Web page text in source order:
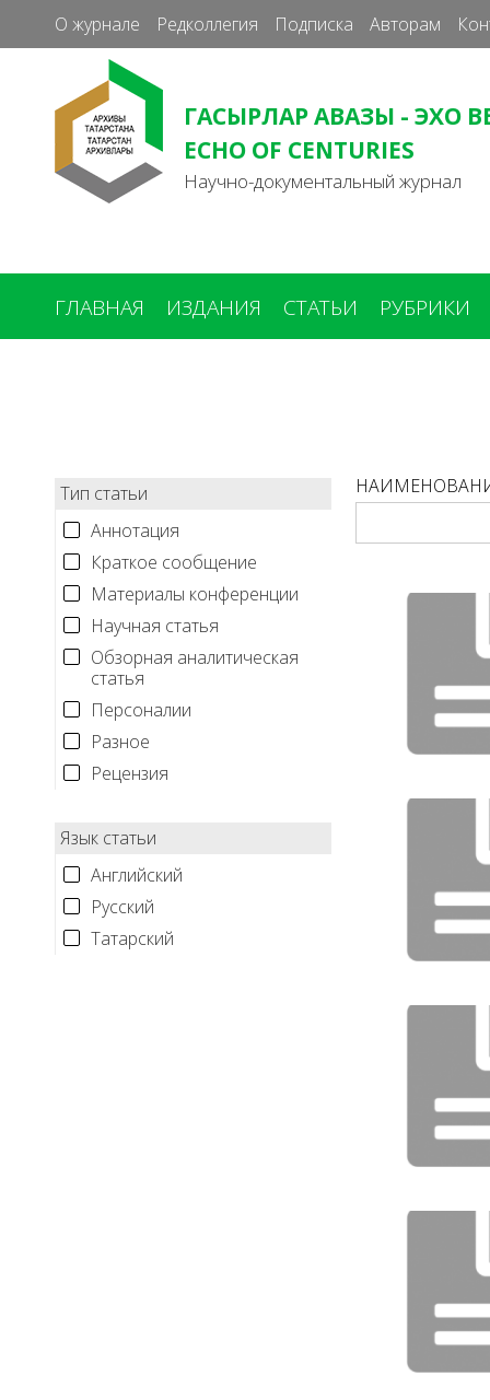
О журнале Редколлегия Подписка Авторам
ГАСЫРЛАР АВАЗЫ - ЭХО
ECHO OF CENTURIES
Научно-документальный журнал
ГЛАВНАЯ ИЗДАНИЯ СТАТЬИ РУБРИКИ
Тип статьи
Аннотация
Краткое сообщение
Материалы конференции
Научная статья
Обзорная аналитическая
статья
Персоналии
Разное
Рецензия
Язык статьи
Английский
Русский
Татарский